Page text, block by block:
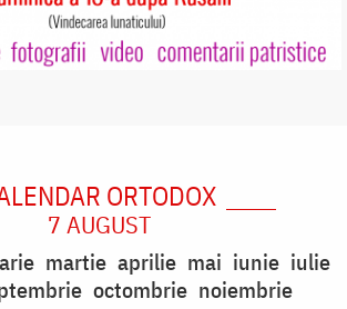
ORTODOX
7 AUGUST
martie aprilie mai iunie iulie
octombrie noiembrie